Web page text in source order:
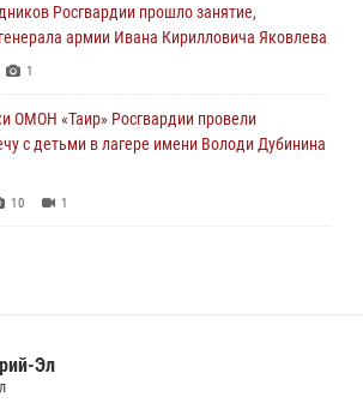
разрешительной работы
по Республике Марий Эл приняли участие в
Росгвардии прошло занятие,
армии Ивана Кирилловича Яковлева
1
ОМОН «Таир» Росгвардии провели
с детьми в лагере имени Володи Дубинина
10 1
Росгвардии присоединились к масштабной
Эл